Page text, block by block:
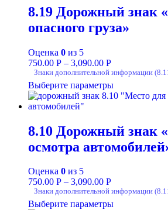
8.19 Дорожный знак
опасного груза»
Оценка 0 из 5
750.00 Р – 3,090.00 Р
Знаки дополнительной информации
Выберите параметры
8.10 Дорожный знак
осмотра
Оценка 0 из 5
750.00 Р – 3,090.00 Р
Знаки дополнительной информации
Выберите параметры